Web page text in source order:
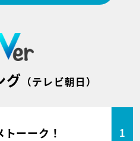
グ （テレビ朝日）
トーーク！ 1